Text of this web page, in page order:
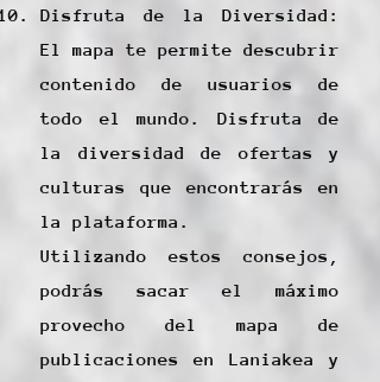
Disfruta de la Diversidad:
El mapa te permite descubrir
contenido de usuarios de
todo el mundo. Disfruta de
la diversidad de ofertas y
culturas que encontrarás en
la plataforma.
Utilizando estos consejos,
podrás sacar el máximo
provecho del mapa de
publicaciones en Laniakea y